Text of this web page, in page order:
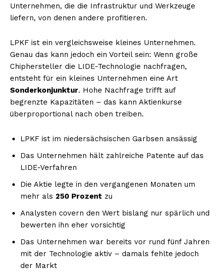
Unternehmen, die die Infrastruktur und Werkzeuge
liefern, von denen andere profitieren.
LPKF ist ein vergleichsweise kleines Unternehmen.
Genau das kann jedoch ein Vorteil sein: Wenn große
Chiphersteller die LIDE-Technologie nachfragen,
entsteht für ein kleines Unternehmen eine Art
Sonderkonjunktur. Hohe Nachfrage trifft auf
begrenzte Kapazitäten – das kann Aktienkurse
überproportional nach oben treiben.
LPKF ist im niedersächsischen Garbsen ansässig
Das Unternehmen hält zahlreiche Patente auf das
LIDE-Verfahren
Die Aktie legte in den vergangenen Monaten um
mehr als 250 Prozent zu
Analysten covern den Wert bislang nur spärlich und
bewerten ihn eher vorsichtig
Das Unternehmen war bereits vor rund fünf Jahren
mit der Technologie aktiv – damals fehlte jedoch
der Markt